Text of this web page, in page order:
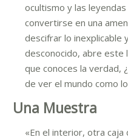
ocultismo y las
convertirse en una
descifrar lo inexplicable
desconocido, abre este
que conoces la verdad,
de ver el mundo como
Una Muestra
«En el interior, otra